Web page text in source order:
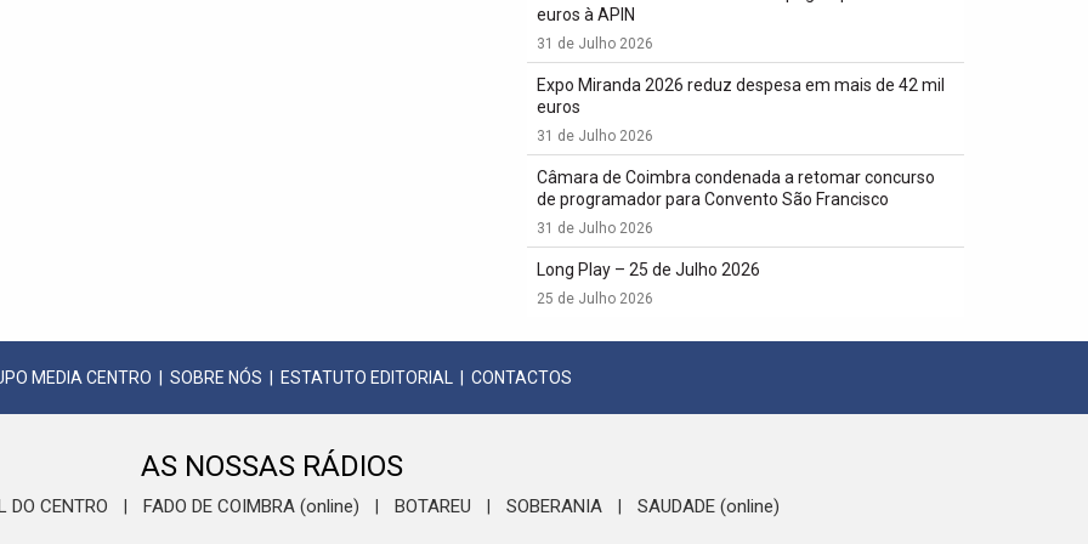
euros à APIN
31 de Julho 2026
Expo Miranda 2026 reduz despesa em mais de 42 mil
euros
31 de Julho 2026
Câmara de Coimbra condenada a retomar concurso
de programador para Convento São Francisco
31 de Julho 2026
Long Play – 25 de Julho 2026
25 de Julho 2026
MEDIA CENTRO SOBRE NÓS ESTATUTO EDITORIAL CONTACTOS
AS NOSSAS RÁDIOS
DO CENTRO FADO DE COIMBRA (online) BOTAREU SOBERANIA SAUDADE (online)